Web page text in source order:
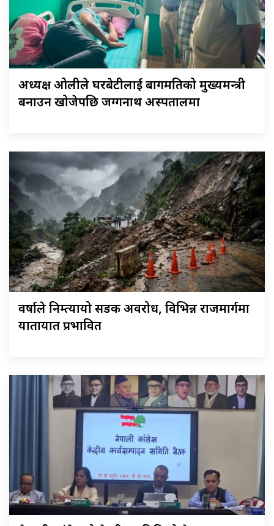
अध्यक्ष ओलीले घरबेटीलाई बागमतिको मुख्यमन्त्री
बनाउन खोजेपछि जग्गनाथ अस्पतालमा
वर्षाले निम्त्यायो सडक अवरोध, विभिन्न राजमार्गमा
यातायात प्रभावित